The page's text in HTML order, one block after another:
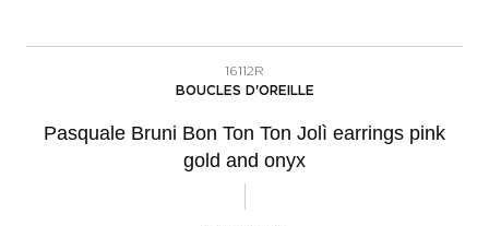
16112R
BOUCLES D'OREILLE
Pasquale Bruni Bon Ton Ton Jolì earrings pink
gold and onyx